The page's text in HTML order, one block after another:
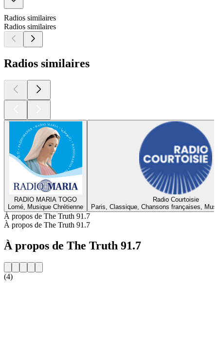
Radios similaires
Radios similaires
Radios similaires
RADIO MARIA TOGO
Lomé, Musique Chrétienne
Radio Courtoisie
Paris, Classique, Chansons françaises,
À propos de The Truth 91.7
À propos de The Truth 91.7
À propos de The Truth 91.7
(4)